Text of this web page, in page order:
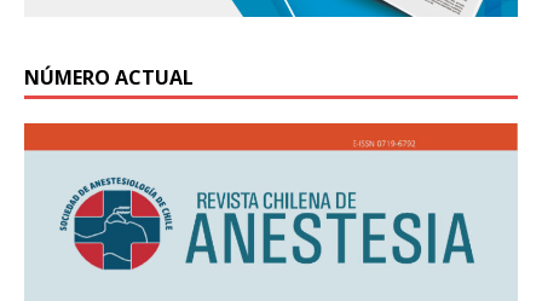
NÚMERO ACTUAL